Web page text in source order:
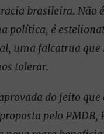
brasileira. Não é
política, é
uma falcatrua que
tolerar.
do jeito que
pelo PMDB,